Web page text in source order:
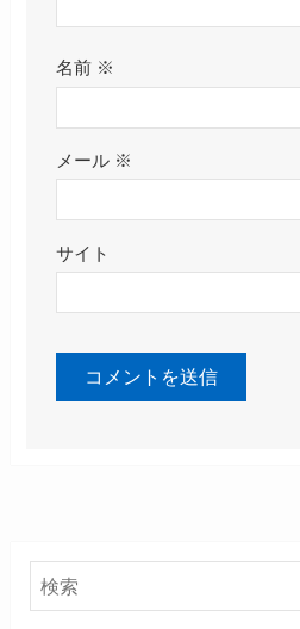
名前 ※
メール ※
サイト